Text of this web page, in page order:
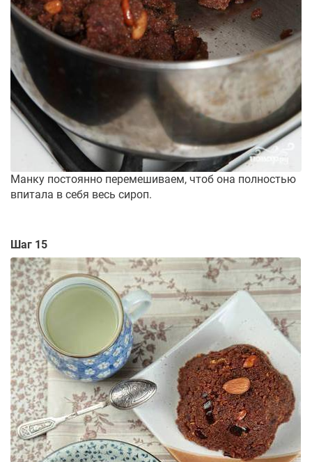
Манку постоянно перемешиваем, чтоб она полностью
впитала в себя весь сироп.
Шаг 15